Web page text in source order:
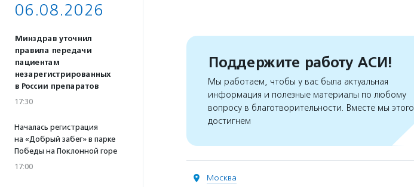
06.08.2026
Минздрав уточнил
правила передачи
пациентам
незарегистрированных
в России препаратов
17:30
Началась регистрация
на «Добрый забег» в парке
Победы на Поклонной горе
17:00
Поддержите работу АСИ!
Мы работаем, чтобы у вас была актуальная
информация и полезные материалы по любому
вопросу в благотворительности. Вместе мы этого
достигнем
Москва